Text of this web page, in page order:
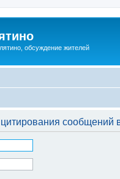
обсуждение жителей
сообщений